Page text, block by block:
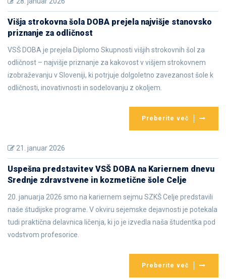
Višja strokovna šola DOBA prejela najvišje stanovsko
priznanje za odličnost
VSŠ DOBA je prejela Diplomo Skupnosti višjih strokovnih šol za
odličnost – najvišje priznanje za kakovost v višjem strokovnem
izobraževanju v Sloveniji, ki potrjuje dolgoletno zavezanost šole k
odličnosti, inovativnosti in sodelovanju z okoljem.
Preberite več
21. januar 2026
Uspešna predstavitev VSŠ DOBA na Kariernem dnevu
Srednje zdravstvene in kozmetične šole Celje
20. januarja 2026 smo na kariernem sejmu SZKŠ Celje predstavili
naše študijske programe. V okviru sejemske dejavnosti je potekala
tudi praktična delavnica ličenja, ki jo je izvedla naša študentka pod
vodstvom profesorice.
Preberite več